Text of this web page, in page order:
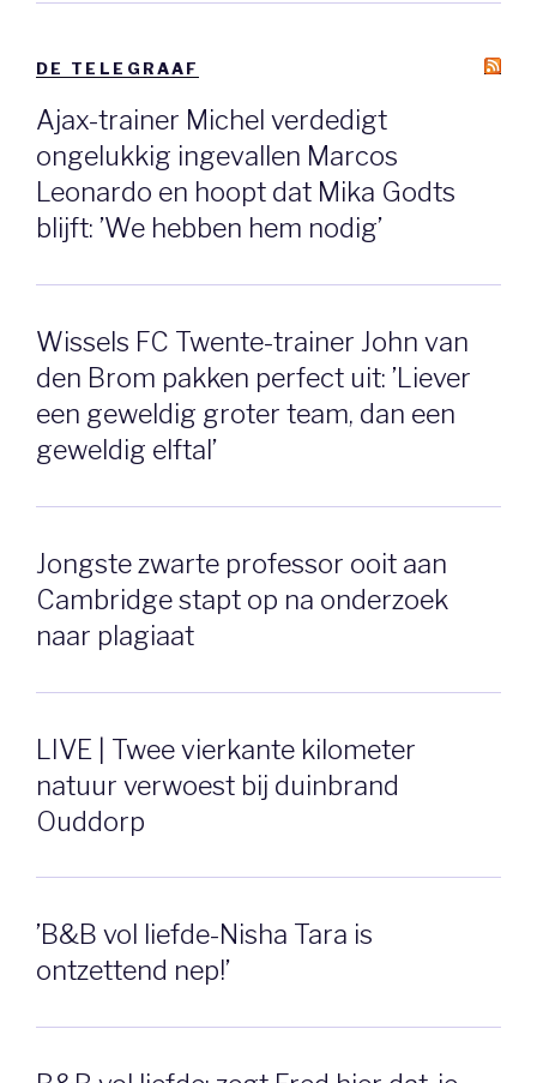
DE TELEGRAAF
Ajax-trainer Michel verdedigt
ongelukkig ingevallen Marcos
Leonardo en hoopt dat Mika Godts
blijft: ’We hebben hem nodig’
Wissels FC Twente-trainer John van
den Brom pakken perfect uit: ’Liever
een geweldig groter team, dan een
geweldig elftal’
Jongste zwarte professor ooit aan
Cambridge stapt op na onderzoek
naar plagiaat
LIVE | Twee vierkante kilometer
natuur verwoest bij duinbrand
Ouddorp
’B&B vol liefde-Nisha Tara is
ontzettend nep!’